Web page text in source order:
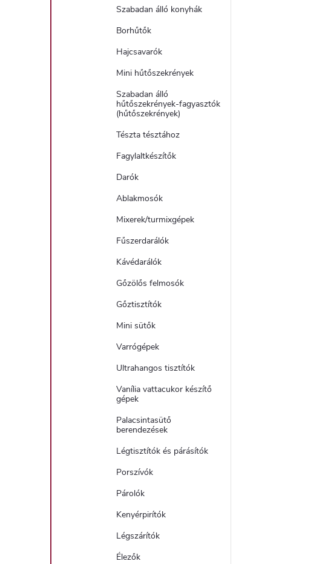
Szabadan álló konyhák
Borhűtők
Hajcsavarók
Mini hűtőszekrények
Szabadan álló
hűtőszekrények-fagyasztók
(hűtőszekrények)
Tészta tésztához
Fagylaltkészítők
Darók
Ablakmosók
Mixerek/turmixgépek
Fűszerdarálók
Kávédarálók
Gőzölős felmosók
Gőztisztítók
Mini sütők
Varrógépek
Ultrahangos tisztítók
Vanília vattacukor készítő
gépek
Palacsintasütő
berendezések
Légtisztítók és párásítók
Porszívók
Párolók
Kenyérpirítók
Légszárítók
Élezők